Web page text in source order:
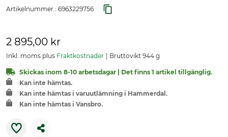
Artikelnummer.: 6963229756
2 895,00 kr
Inkl. moms plus Fraktkostnader Bruttovikt 944 g
Skickas inom 8-10 arbetsdagar | Det finns 1 artikel tillgänglig.
Kan inte hämtas.
Kan inte hämtas i varuutlämning i Hammerdal.
Kan inte hämtas i Vansbro.